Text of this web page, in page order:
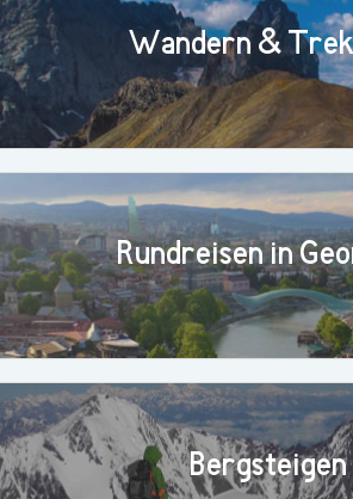
Wandern &
Rundreisen in
Bergsteigen